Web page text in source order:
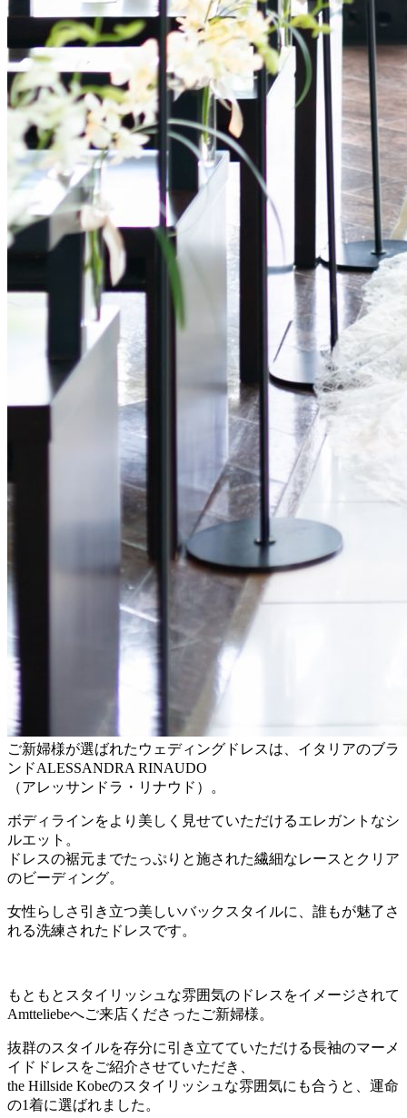
ご新婦様が選ばれたウェディングドレスは、イタリアのブラ
ンドALESSANDRA RINAUDO
（アレッサンドラ・リナウド）。
ボディラインをより美しく見せていただけるエレガントなシ
ルエット。
ドレスの裾元までたっぷりと施された繊細なレースとクリア
のビーディング。
女性らしさ引き立つ美しいバックスタイルに、誰もが魅了さ
れる洗練されたドレスです。
もともとスタイリッシュな雰囲気のドレスをイメージされて
Amtteliebeへご来店くださったご新婦様。
抜群のスタイルを存分に引き立てていただける長袖のマーメ
イドドレスをご紹介させていただき、
the Hillside Kobeのスタイリッシュな雰囲気にも合うと、運命
の1着に選ばれました。